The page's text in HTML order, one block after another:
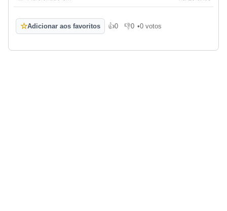
☆Adicionar aos favoritos 👍0
Gosto 👎0
Não gosto
•0 votos